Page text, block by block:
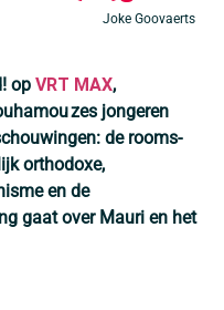
Joke Goovaerts
op VRT MAX,
zes jongeren
de rooms-
orthodoxe,
en de
gaat over Mauri en het